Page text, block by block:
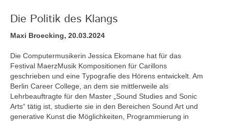
Die Politik des Klangs
Maxi Broecking, 20.03.2024
Die Computermusikerin Jessica Ekomane hat für das
Festival MaerzMusik Kompositionen für Carillons
geschrieben und eine Typografie des Hörens entwickelt. Am
Berlin Career College, an dem sie mittlerweile als
Lehrbeauftragte für den Master „Sound Studies and Sonic
Arts“ tätig ist, studierte sie in den Bereichen Sound Art und
generative Kunst die Möglichkeiten, Programmierung in